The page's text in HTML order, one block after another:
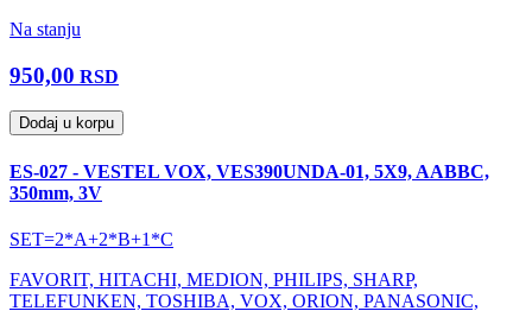
Na stanju
950,00 RSD
Dodaj u korpu
ES-027 - VESTEL VOX, VES390UNDA-01, 5X9, AABBC,
350mm, 3V
SET=2*A+2*B+1*C
FAVORIT, HITACHI, MEDION, PHILIPS, SHARP,
TELEFUNKEN, TOSHIBA, VOX, ORION, PANASONIC,